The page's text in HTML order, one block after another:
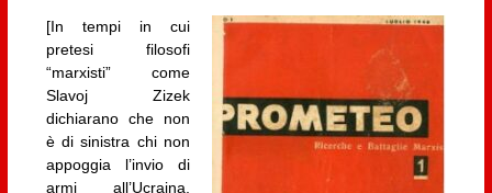
[In tempi in cui
pretesi filosofi
“marxisti” come
Slavoj Zizek
dichiarano che non
è di sinistra chi non
appoggia l’invio di
armi all’Ucraina,